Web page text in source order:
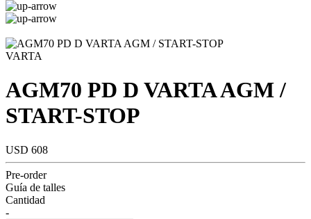
VARTA
AGM70 PD D VARTA AGM /
START-STOP
USD 608
Pre-order
Guía de talles
Cantidad
-